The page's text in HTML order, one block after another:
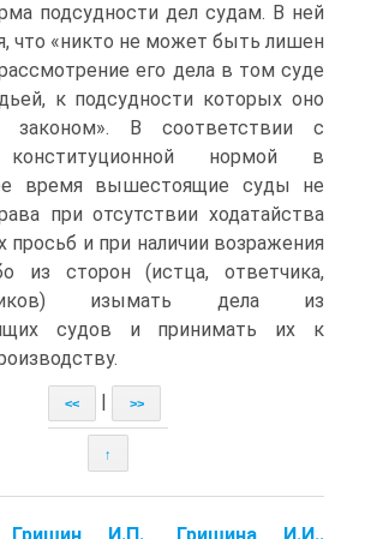
подсудности дел судам. В ней
что «никто не может быть лишен
его дела в том суде
к подсудности которых оно
законом». В соответствии с
нормой в
время вышестоящие суды не
при отсутствии ходатайства
просьб и при наличии возражения
из сторон (истца, ответчика,
изымать дела из
судов и принимать их к
<< >>
↑